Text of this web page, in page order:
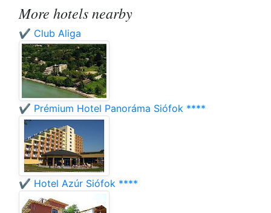
More hotels nearby
✔️ Club Aliga
✔️ Prémium Hotel Panoráma Siófok ****
✔️ Hotel Azúr Siófok ****